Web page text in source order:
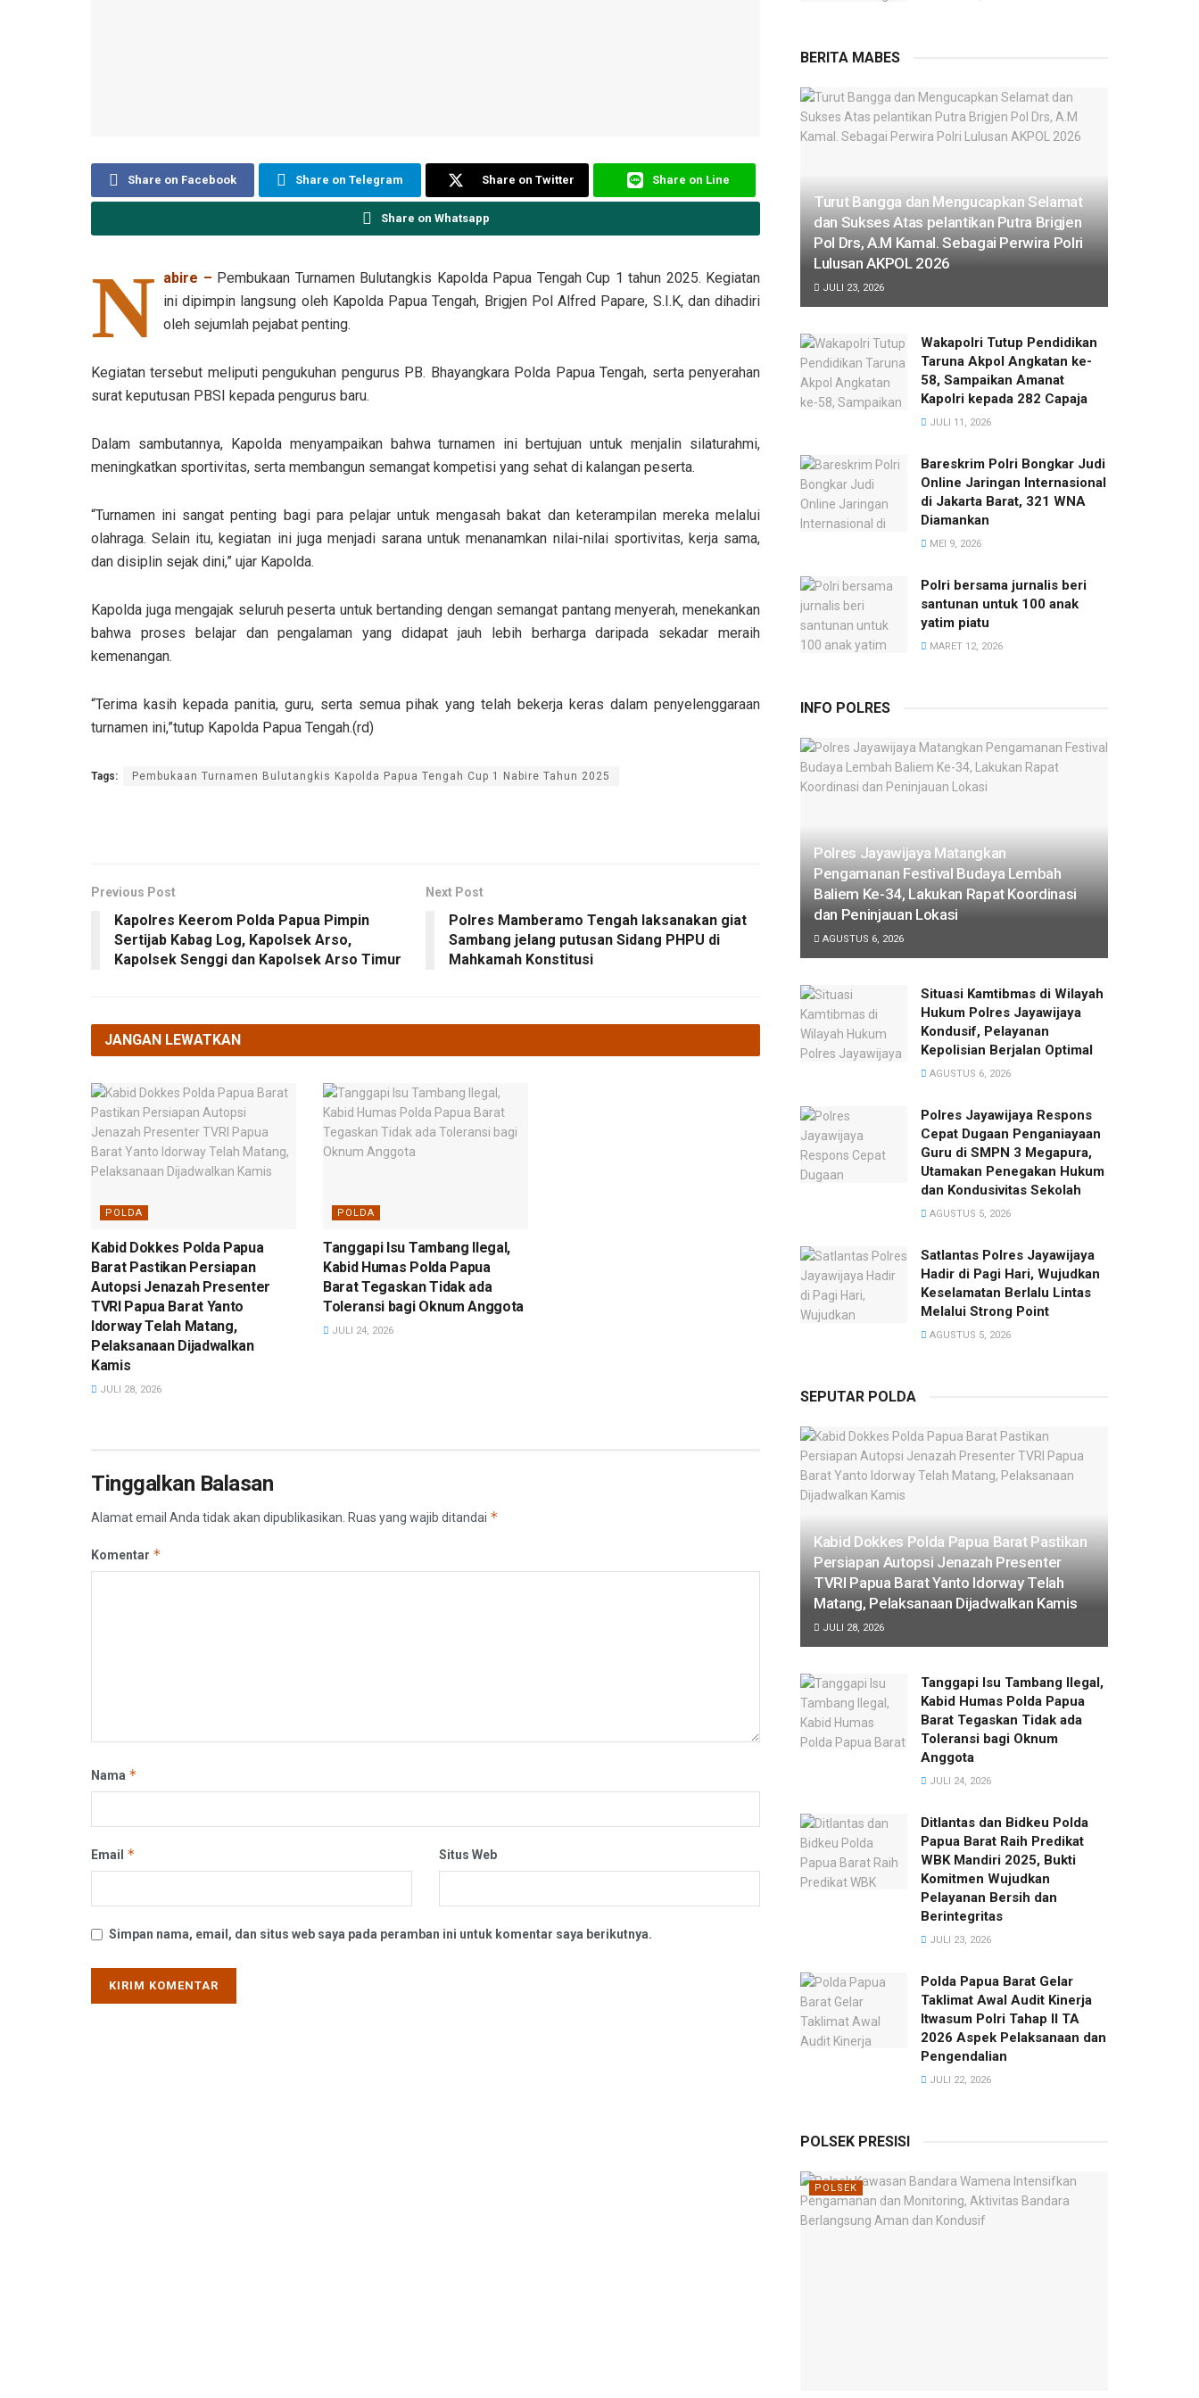
Share on Facebook Share on Telegram Share on Twitter Share on Line
Share on Whatsapp
N abire – Pembukaan Turnamen Bulutangkis Kapolda Papua Tengah Cup 1 tahun 2025. Kegiatan
ini dipimpin langsung oleh Kapolda Papua Tengah, Brigjen Pol Alfred Papare, S.I.K, dan dihadiri
oleh sejumlah pejabat penting.
Kegiatan tersebut meliputi pengukuhan pengurus PB. Bhayangkara Polda Papua Tengah, serta penyerahan
surat keputusan PBSI kepada pengurus baru.
Dalam sambutannya, Kapolda menyampaikan bahwa turnamen ini bertujuan untuk menjalin silaturahmi,
meningkatkan sportivitas, serta membangun semangat kompetisi yang sehat di kalangan peserta.
“Turnamen ini sangat penting bagi para pelajar untuk mengasah bakat dan keterampilan mereka melalui
olahraga. Selain itu, kegiatan ini juga menjadi sarana untuk menanamkan nilai-nilai sportivitas, kerja sama,
dan disiplin sejak dini,” ujar Kapolda.
Kapolda juga mengajak seluruh peserta untuk bertanding dengan semangat pantang menyerah, menekankan
bahwa proses belajar dan pengalaman yang didapat jauh lebih berharga daripada sekadar meraih
kemenangan.
“Terima kasih kepada panitia, guru, serta semua pihak yang telah bekerja keras dalam penyelenggaraan
turnamen ini,”tutup Kapolda Papua Tengah.(rd)
Tags: Pembukaan Turnamen Bulutangkis Kapolda Papua Tengah Cup 1 Nabire Tahun 2025
Previous Post
Kapolres Keerom Polda Papua Pimpin
Sertijab Kabag Log, Kapolsek Arso,
Kapolsek Senggi dan Kapolsek Arso Timur
Next Post
Polres Mamberamo Tengah laksanakan giat
Sambang jelang putusan Sidang PHPU di
Mahkamah Konstitusi
JANGAN LEWATKAN
POLDA
Kabid Dokkes Polda Papua
Barat Pastikan Persiapan
Autopsi Jenazah Presenter
TVRI Papua Barat Yanto
Idorway Telah Matang,
Pelaksanaan Dijadwalkan
Kamis
JULI 28, 2026
POLDA
Tanggapi Isu Tambang Ilegal,
Kabid Humas Polda Papua
Barat Tegaskan Tidak ada
Toleransi bagi Oknum Anggota
JULI 24, 2026
Tinggalkan Balasan
Alamat email Anda tidak akan dipublikasikan. Ruas yang wajib ditandai *
Komentar *
Nama *
Email * Situs Web
Simpan nama, email, dan situs web saya pada peramban ini untuk komentar saya berikutnya.
BERITA MABES
Turut Bangga dan Mengucapkan Selamat
dan Sukses Atas pelantikan Putra Brigjen
Pol Drs, A.M Kamal. Sebagai Perwira Polri
Lulusan AKPOL 2026
JULI 23, 2026
Wakapolri Tutup Pendidikan
Taruna Akpol Angkatan ke-
58, Sampaikan Amanat
Kapolri kepada 282 Capaja
JULI 11, 2026
Bareskrim Polri Bongkar Judi
Online Jaringan Internasional
di Jakarta Barat, 321 WNA
Diamankan
MEI 9, 2026
Polri bersama jurnalis beri
santunan untuk 100 anak
yatim piatu
MARET 12, 2026
INFO POLRES
Polres Jayawijaya Matangkan
Pengamanan Festival Budaya Lembah
Baliem Ke-34, Lakukan Rapat Koordinasi
dan Peninjauan Lokasi
AGUSTUS 6, 2026
Situasi Kamtibmas di Wilayah
Hukum Polres Jayawijaya
Kondusif, Pelayanan
Kepolisian Berjalan Optimal
AGUSTUS 6, 2026
Polres Jayawijaya Respons
Cepat Dugaan Penganiayaan
Guru di SMPN 3 Megapura,
Utamakan Penegakan Hukum
dan Kondusivitas Sekolah
AGUSTUS 5, 2026
Satlantas Polres Jayawijaya
Hadir di Pagi Hari, Wujudkan
Keselamatan Berlalu Lintas
Melalui Strong Point
AGUSTUS 5, 2026
SEPUTAR POLDA
Kabid Dokkes Polda Papua Barat Pastikan
Persiapan Autopsi Jenazah Presenter
TVRI Papua Barat Yanto Idorway Telah
Matang, Pelaksanaan Dijadwalkan Kamis
JULI 28, 2026
Tanggapi Isu Tambang Ilegal,
Kabid Humas Polda Papua
Barat Tegaskan Tidak ada
Toleransi bagi Oknum
Anggota
JULI 24, 2026
Ditlantas dan Bidkeu Polda
Papua Barat Raih Predikat
WBK Mandiri 2025, Bukti
Komitmen Wujudkan
Pelayanan Bersih dan
Berintegritas
JULI 23, 2026
Polda Papua Barat Gelar
Taklimat Awal Audit Kinerja
Itwasum Polri Tahap II TA
2026 Aspek Pelaksanaan dan
Pengendalian
JULI 22, 2026
POLSEK PRESISI
POLSEK